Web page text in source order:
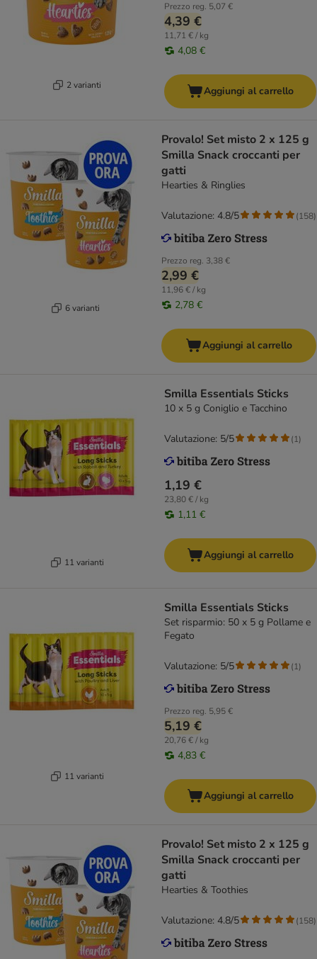
2 varianti
Prezzo reg. 5,07 €
4,39 €
11,71 € / kg
4,08 €
Aggiungi al carrello
6 varianti
Provalo! Set misto 2 x 125 g
Smilla Snack croccanti per
gatti
Hearties & Ringlies
Prezzo reg. 3,38 €
2,99 €
11,96 € / kg
2,78 €
Valutazione: 4.8/5 (158)
Aggiungi al carrello
11 varianti
Smilla Essentials Sticks
10 x 5 g Coniglio e Tacchino
1,19 €
23,80 € / kg
1,11 €
Valutazione: 5/5 (1)
Aggiungi al carrello
11 varianti
Smilla Essentials Sticks
Set risparmio: 50 x 5 g Pollame e
Fegato
Prezzo reg. 5,95 €
5,19 €
20,76 € / kg
4,83 €
Valutazione: 5/5 (1)
Aggiungi al carrello
Provalo! Set misto 2 x 125 g
Smilla Snack croccanti per
gatti
Hearties & Toothies
Valutazione: 4.8/5 (158)